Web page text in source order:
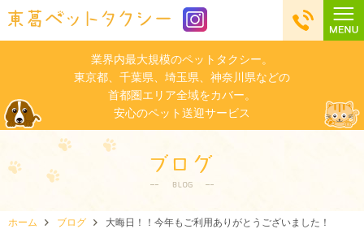
業界内最大規模のペットタクシー。
東京都、千葉県、埼玉県、神奈川県などの
首都圏エリア全域をカバー。
安心のペット送迎サービス
ホーム ブログ 大晦日！！今年もご利用ありがとうございました！